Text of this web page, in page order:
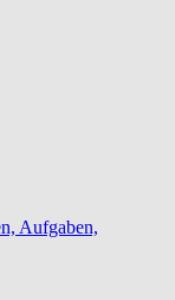
Aufgaben,